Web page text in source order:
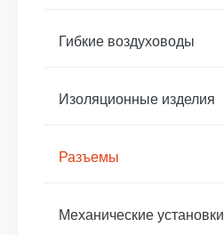
Гибкие воздуховоды
Изоляционные изделия
Разъемы
Механические установки